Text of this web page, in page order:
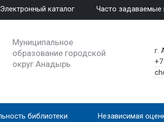
Электронный каталог Часто задаваемые
Муниципальное
образование городской
округ Анадырь
г.
библиотеки Независимая